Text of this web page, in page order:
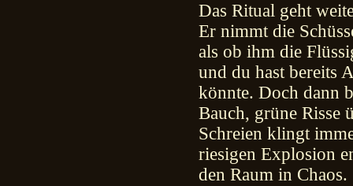
Das Ritual geht
Er nimmt die
als ob ihm die
und du hast bereits
könnte. Doch dann
Bauch, grüne Risse
Schreien klingt
riesigen Explosion
den Raum in Chaos.